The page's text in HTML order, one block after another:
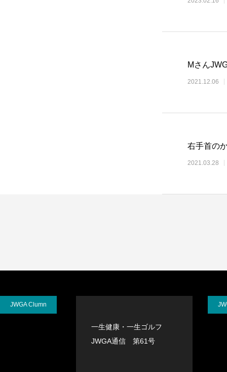
Mさん
2021.12.06
右手首の
2021.03.28
JWGA Clumn
一生健康・一生ゴルフ
JWGA通信 第61号